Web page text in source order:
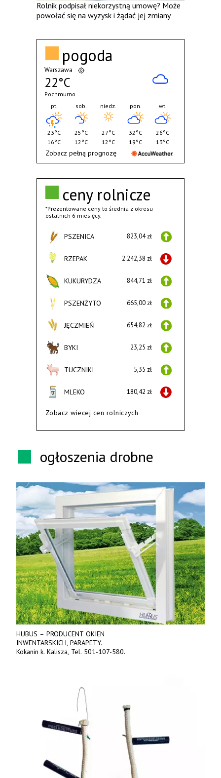
Rolnik podpisał niekorzystną umowę? Może
powołać się na wyzysk i żądać jej zmiany
ceny rolnicze
*Prezentowane ceny to średnia z okresu
ostatnich 6 miesięcy.
PSZENICA 823,04 zł
RZEPAK 2.242,38 zł
KUKURYDZA 844,71 zł
PSZENŻYTO 665,00 zł
JĘCZMIEŃ 654,82 zł
BYKI 23,25 zł
TUCZNIKI 5,35 zł
MLEKO 180,42 zł
Zobacz wiecej cen rolniczych
pogoda
Warszawa
22°C
Pochmurno
pt.
23°C
16°C
sob.
25°C
12°C
niedz.
27°C
12°C
pon.
32°C
19°C
wt.
26°C
13°C
Zobacz pełną prognozę
ogłoszenia drobne
HUBUS – PRODUCENT OKIEN
INWENTARSKICH, PARAPETY.
Kokanin k. Kalisza, Tel. 501-107-580.